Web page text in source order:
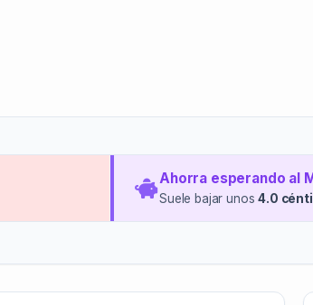
Ahorra esperando al
Suele bajar unos4.0